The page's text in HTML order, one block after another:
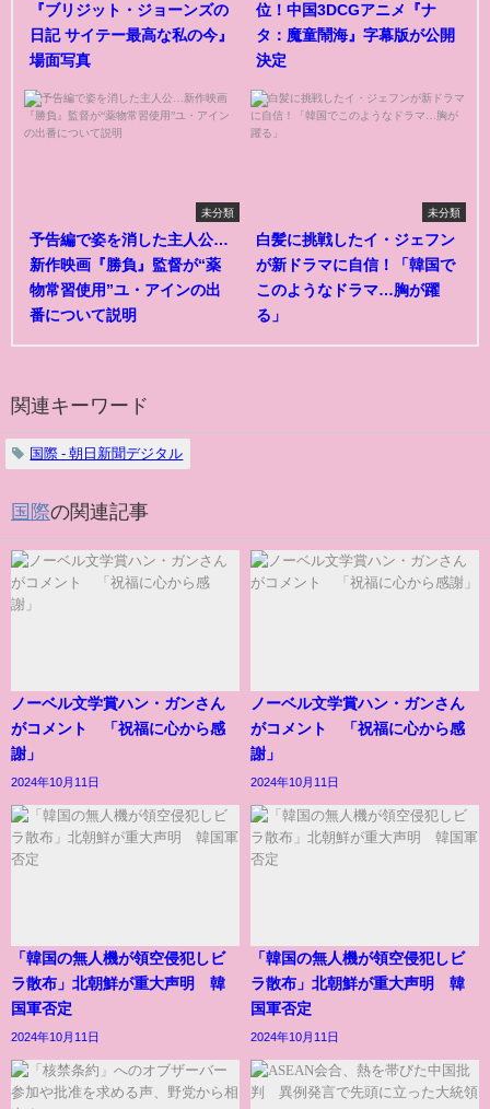
『ブリジット・ジョーンズの
日記 サイテー最高な私の今』
場面写真
位！中国3DCGアニメ『ナ
タ：魔童鬧海』字幕版が公開
決定
未分類
予告編で姿を消した主人公…
新作映画『勝負』監督が“薬
物常習使用”ユ・アインの出
番について説明
未分類
白髪に挑戦したイ・ジェフン
が新ドラマに自信！「韓国で
このようなドラマ…胸が躍
る」
関連キーワード
国際 - 朝日新聞デジタル
国際の関連記事
ノーベル文学賞ハン・ガンさん
がコメント 「祝福に心から感
謝」
2024年10月11日
ノーベル文学賞ハン・ガンさん
がコメント 「祝福に心から感
謝」
2024年10月11日
「韓国の無人機が領空侵犯しビ
ラ散布」北朝鮮が重大声明 韓
国軍否定
2024年10月11日
「韓国の無人機が領空侵犯しビ
ラ散布」北朝鮮が重大声明 韓
国軍否定
2024年10月11日